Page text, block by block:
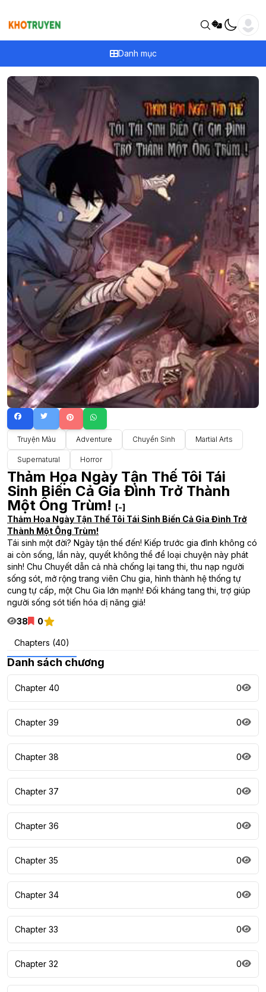
Danh mục
Truyện Màu Adventure Chuyển Sinh Martial Arts
Supernatural Horror
Thảm Họa Ngày Tận Thế Tôi Tái
Sinh Biến Cả Gia Đình Trở Thành
Một Ông Trùm! [-]
Thảm Họa Ngày Tận Thế Tôi Tái Sinh Biến Cả Gia Đình Trở
Thành Một Ông Trùm!
Tái sinh một đời? Ngày tận thế đến! Kiếp trước gia đình không có
ai còn sống, lần này, quyết không thể để loại chuyện này phát
sinh! Chu Chuyết dẫn cả nhà chống lại tang thi, thu nạp người
sống sót, mở rộng trang viên Chu gia, hình thành hệ thống tự
cung tự cấp, một Chu Gia lớn mạnh! Đối kháng tang thi, trợ giúp
người sống sót tiến hóa dị năng giả!
38
0
Chapters (40)
Danh sách chương
Chapter 40 0
Chapter 39 0
Chapter 38 0
Chapter 37 0
Chapter 36 0
Chapter 35 0
Chapter 34 0
Chapter 33 0
Chapter 32 0